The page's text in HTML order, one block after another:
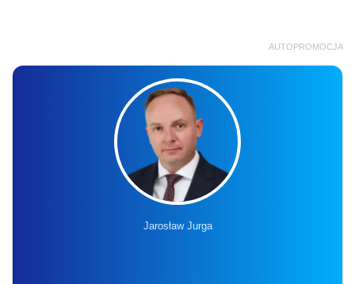
AUTOPROMOCJA
Jarosław Jurga